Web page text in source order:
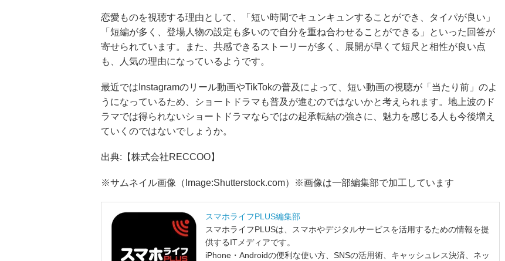
恋愛ものを視聴する理由として、「短い時間でキュンキュンすることができ、タイパが良い」
「短編が多く、登場人物の設定も多いので自分を重ね合わせることができる」といった回答が
寄せられています。また、共感できるストーリーが多く、展開が早くて短尺と相性が良い点
も、人気の理由になっているようです。
最近ではInstagramのリール動画やTikTokの普及によって、短い動画の視聴が「当たり前」のよ
うになっているため、ショートドラマも普及が進むのではないかと考えられます。地上波のド
ラマでは得られないショートドラマならではの起承転結の強さに、魅力を感じる人も今後増え
ていくのではないでしょうか。
出典:【株式会社RECCOO】
※サムネイル画像（Image:Shutterstock.com）※画像は一部編集部で加工しています
スマホライフPLUS編集部
スマホライフPLUSは、スマホやデジタルサービスを活用するための情報を提
供するITメディアです。
iPhone・Androidの便利な使い方、SNSの活用術、キャッシュレス決済、ネッ